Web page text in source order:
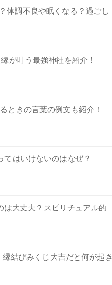
体調不良や眠くなる？過ごし
が叶う最強神社を紹介！
ときの言葉の例文も紹介！
はいけないのはなぜ？
は大丈夫？スピリチュアル的
結びみくじ大吉だと何が起き